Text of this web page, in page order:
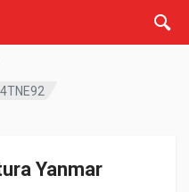
Yanmar